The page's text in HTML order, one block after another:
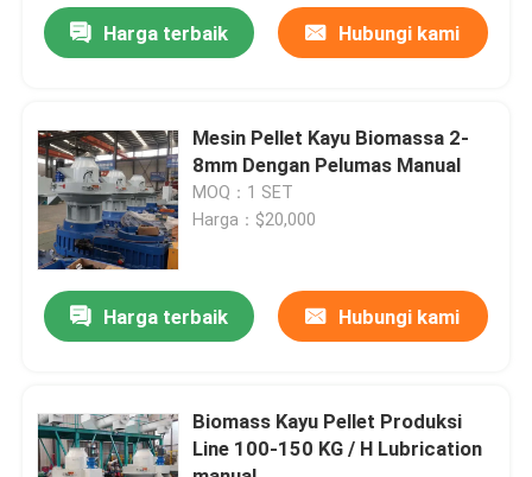
Tentang Kami
Kontrol Kualitas
Hubungi Kami
Berita
Mesin Pellet Kayu Biomassa
Harga terbaik Hubungi kami
Mesin Pellet Kayu Biomassa 2-
8mm Dengan Pelumas Manual
MOQ：1 SET
Harga：$20,000
Harga terbaik Hubungi kami
Biomass Kayu Pellet Produksi
Line 100-150 KG / H Lubrication